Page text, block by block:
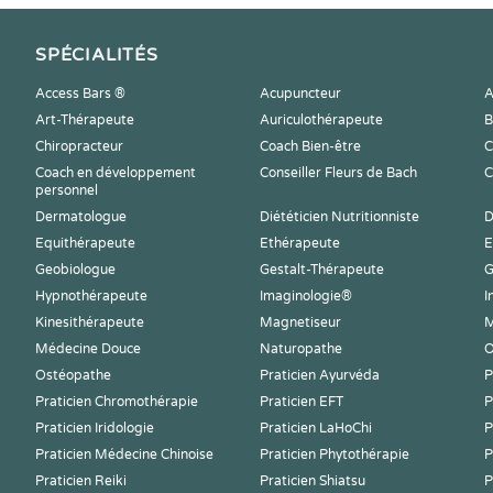
SPÉCIALITÉS
Access Bars ® Acupuncteur
Art-Thérapeute
Auriculothérapeute
Chiropracteur
Coach Bien-être
Coach en développement
personnel
Conseiller Fleurs de Bach
Dermatologue Diététicien Nutritionniste
Equithérapeute
Ethérapeute
Geobiologue
Gestalt-Thérapeute
Hypnothérapeute
Imaginologie®
Kinesithérapeute
Magnetiseur
Médecine Douce
Naturopathe
Ostéopathe
Praticien Ayurvéda
Praticien Chromothérapie
Praticien EFT
Praticien Iridologie
Praticien LaHoChi
Praticien Médecine Chinoise
Praticien Phytothérapie
Praticien Reiki
Praticien Shiatsu